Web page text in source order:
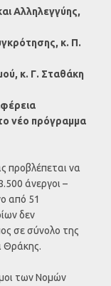
Αλληλεγγύης,
κ. Π.
κ. Γ. Σταθάκη
νέο πρόγραμμα
προβλέπεται να
άνεργοι –
από 51
δεν
σε σύνολο της
Θράκης.
των Νομών